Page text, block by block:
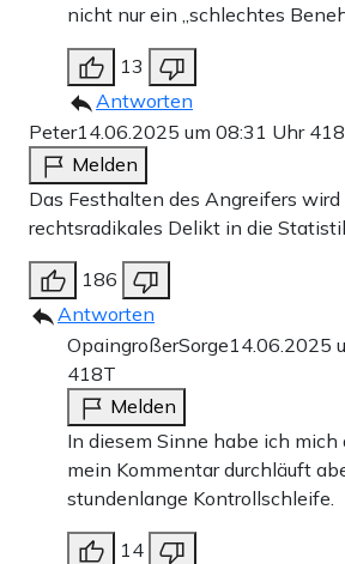
nicht nur ein „schlechtes
13
Antworten
Peter14.06.2025 um 08:31 Uhr
Melden
Das Festhalten des Angreifers
rechtsradikales Delikt in die
186
Antworten
OpaingroßerSorge14.06.2025
418T
Melden
In diesem Sinne habe ich mich
mein Kommentar durchläuft
stundenlange Kontrollschleife.
14